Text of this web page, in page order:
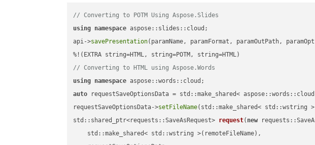
// Converting to POTM Using Aspose.Slides
using namespace aspose::slides::cloud;
api->savePresentation(paramName, paramFormat, paramOutPath,
// Converting to HTML using Aspose.Words
using namespace
auto requestSaveOptionsData = std::make_shared<
requestSaveOptionsData->setFileName(std::make_shared< std::wstring
std::shared_ptr<requests::SaveAsRequest> request( new
    std::make_shared< std::wstring >(remoteFileName),